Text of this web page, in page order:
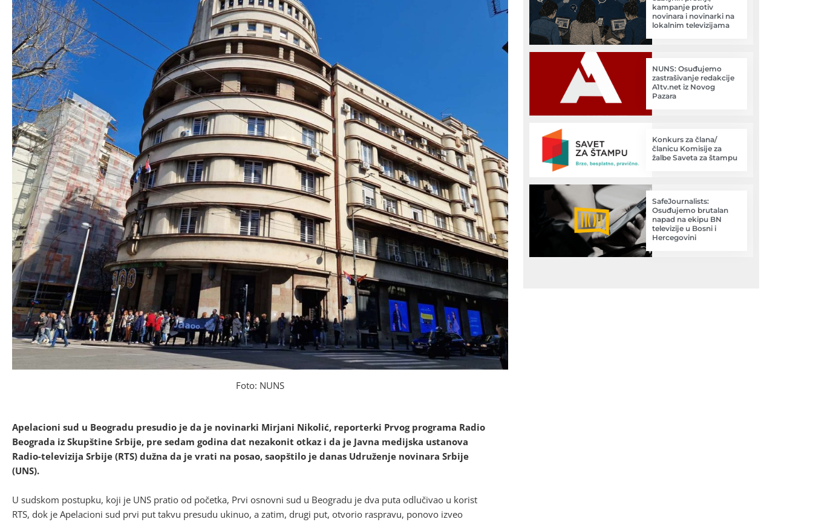
Foto: NUNS
Apelacioni sud u Beogradu presudio je da je novinarki Mirjani Nikolić, reporterki Prvog programa Radio
Beograda iz Skupštine Srbije, pre sedam godina dat nezakonit otkaz i da je Javna medijska ustanova
Radio-televizija Srbije (RTS) dužna da je vrati na posao, saopštilo je danas Udruženje novinara Srbije
(UNS).
U sudskom postupku, koji je UNS pratio od početka, Prvi osnovni sud u Beogradu je dva puta odlučivao u korist
RTS, dok je Apelacioni sud prvi put takvu presudu ukinuo, a zatim, drugi put, otvorio raspravu, ponovo izveo
kampanje protiv
novinara i novinarki na
lokalnim televizijama
NUNS: Osuđujemo
zastrašivanje redakcije
A1tv.net iz Novog
Pazara
Konkurs za člana/
članicu Komisije za
žalbe Saveta za štampu
SafeJournalists:
Osuđujemo brutalan
napad na ekipu BN
televizije u Bosni i
Hercegovini